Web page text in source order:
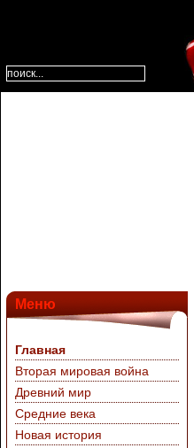
Меню
Главная
Вторая мировая война
Древний мир
Средние века
Новая история